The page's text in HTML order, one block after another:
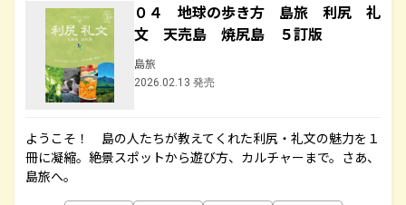
０４ 地球の歩き方 島旅 利尻 礼
文 天売島 焼尻島 ５訂版
島旅
2026.02.13 発売
ようこそ！ 島の人たちが教えてくれた利尻・礼文の魅力を１
冊に凝縮。絶景スポットから遊び方、カルチャーまで。さあ、
島旅へ。